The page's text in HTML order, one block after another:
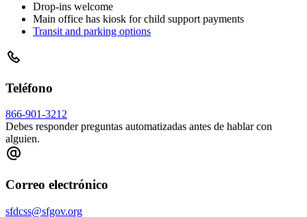
Drop-ins welcome
Main office has kiosk for child support payments
Transit and parking options
Teléfono
866-901-3212
Debes responder preguntas automatizadas antes de hablar con
alguien.
Correo electrónico
sfdcss@sfgov.org